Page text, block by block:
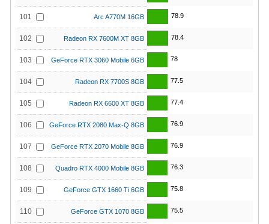
101 Arc A770M 16GB 78.9
102 Radeon RX 7600M XT 8GB 78.4
103 GeForce RTX 3060 Mobile 6GB 78
104 Radeon RX 7700S 8GB 77.5
105 Radeon RX 6600 XT 8GB 77.4
106 GeForce RTX 2080 Max-Q 8GB 76.9
107 GeForce RTX 2070 Mobile 8GB 76.9
108 Quadro RTX 4000 Mobile 8GB 76.3
109 GeForce GTX 1660 Ti 6GB 75.8
110 GeForce GTX 1070 8GB 75.5